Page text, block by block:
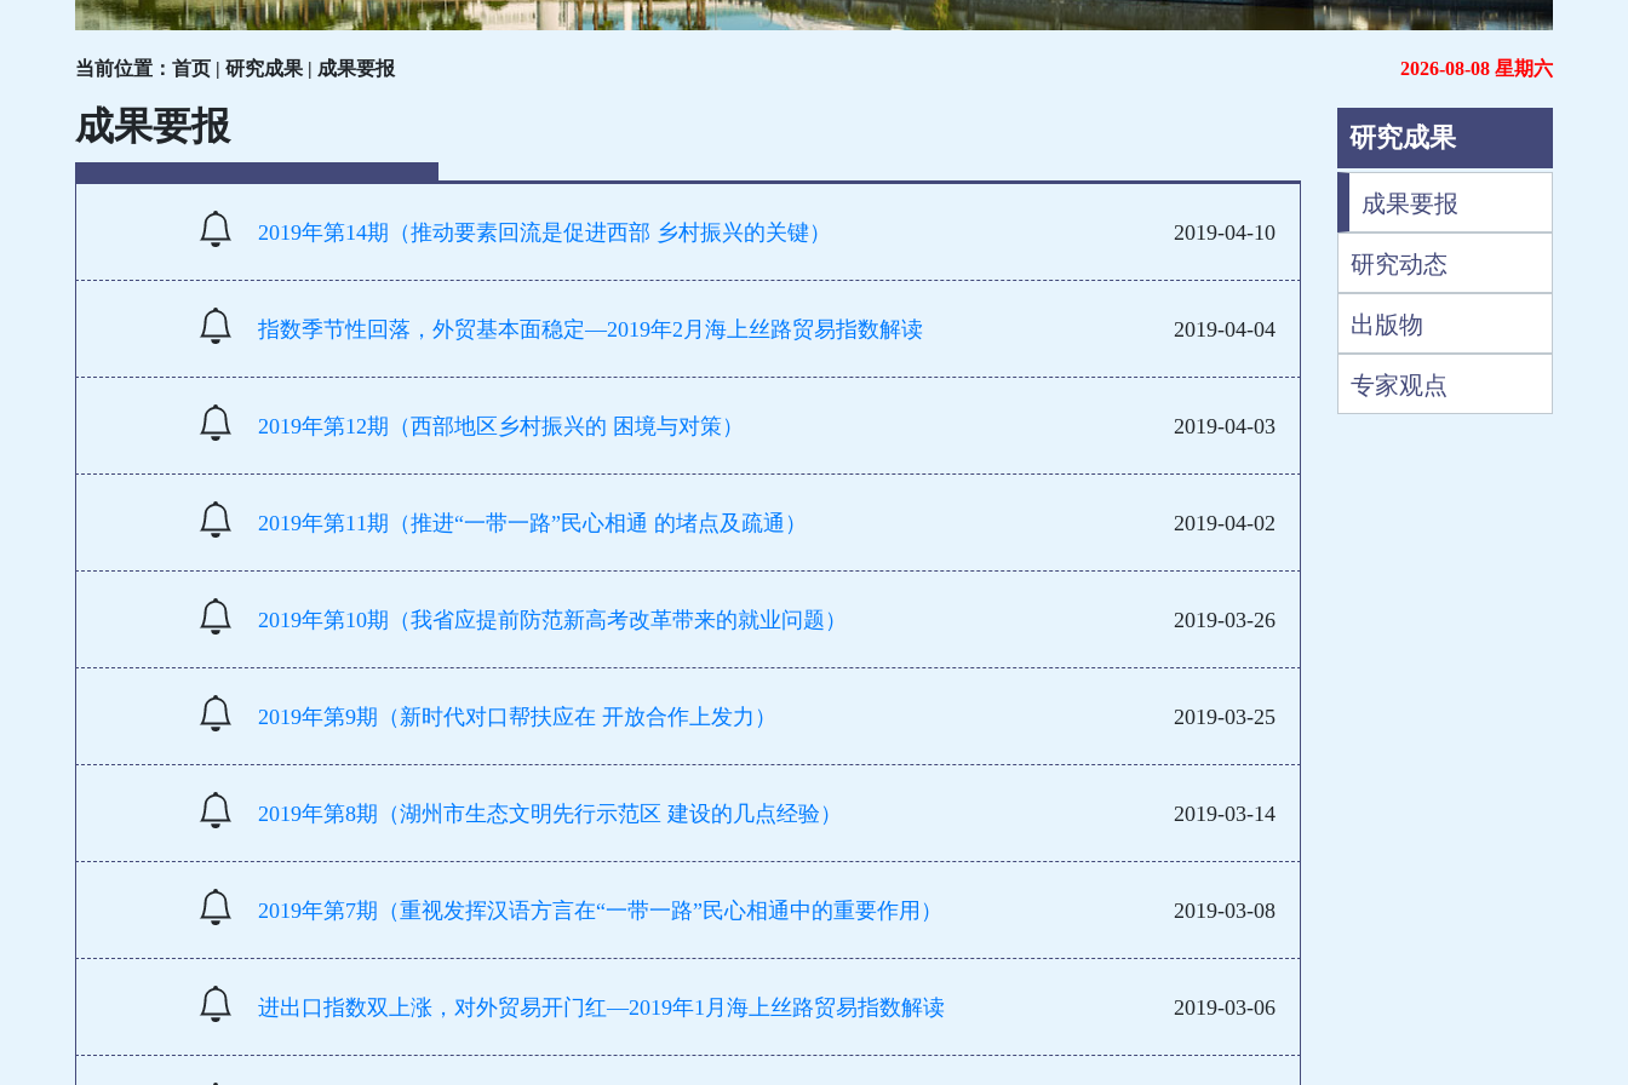
当前位置：首页 | 研究成果 | 成果要报 2026-08-08 星期六
成果要报
2019年第14期（推动要素回流是促进西部 乡村振兴的关键） 2019-04-10
指数季节性回落，外贸基本面稳定—2019年2月海上丝路贸易指数解读 2019-04-04
2019年第12期（西部地区乡村振兴的 困境与对策） 2019-04-03
2019年第11期（推进“一带一路”民心相通 的堵点及疏通） 2019-04-02
2019年第10期（我省应提前防范新高考改革带来的就业问题） 2019-03-26
2019年第9期（新时代对口帮扶应在 开放合作上发力） 2019-03-25
2019年第8期（湖州市生态文明先行示范区 建设的几点经验） 2019-03-14
2019年第7期（重视发挥汉语方言在“一带一路”民心相通中的重要作用） 2019-03-08
进出口指数双上涨，对外贸易开门红—2019年1月海上丝路贸易指数解读 2019-03-06
研究成果
成果要报
研究动态
出版物
专家观点